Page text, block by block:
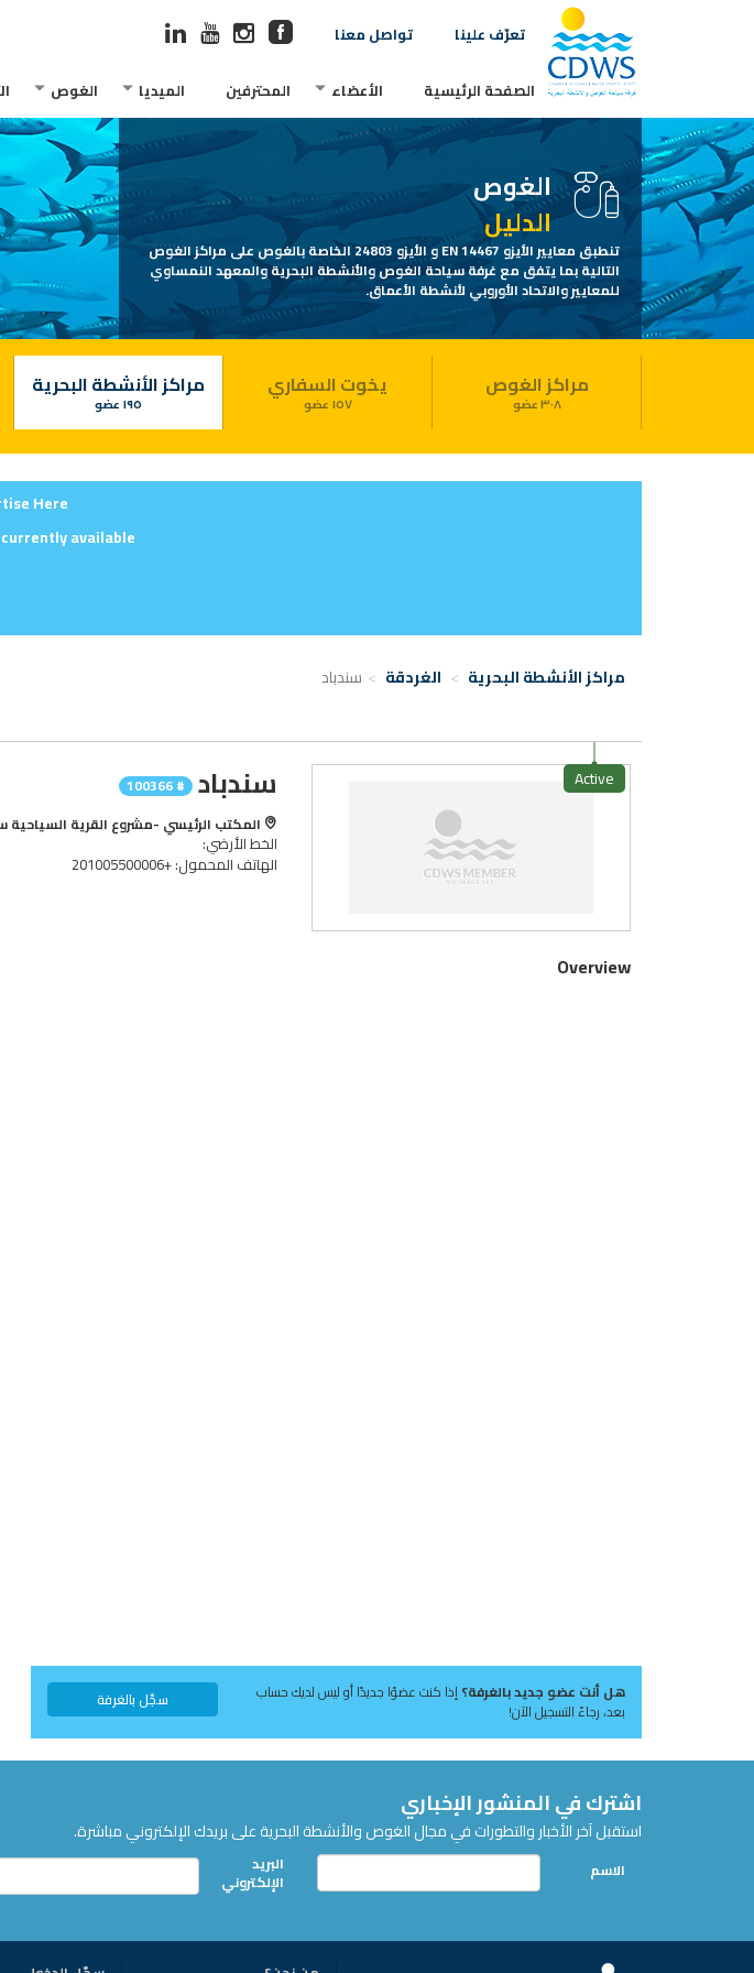
تعرّف علينا تواصل معنا
الصفحة الرئيسية الأعضاء المحترفين الميديا الغوص
الغوص
الدليل
تنطبق معايير الأيزو EN 14467 و الأيزو 24803 الخاصة بالغوص على مراكز الغوص
التالية بما يتفق مع غرفة سياحة الغوص والأنشطة البحرية والمعهد النمساوي
للمعايير والاتحاد الأوروبي لأنشطة الأعماق.
مراكز الغوص
٣٠٨ عضو
يخوت السفاري
١٥٧ عضو
مراكز الأنشطة البحرية
١٩٥ عضو
Here
available
مراكز الأنشطة البحرية الغردقة سندباد
Active سندباد # 100366
المكتب الرئيسي -مشروع القرية السياحية
الخط الأرضي:
الهاتف المحمول: +201005500006
Overview
هل أنت عضو جديد بالغرفة؟إذا كنت عضوًا جديدًا أو ليس لديك حساب
بعد، رجاءً التسجيل الآن! سجّل بالغرفة
اشترك في المنشور الإخباري
استقبل آخر الأخبار والتطورات في مجال الغوص والأنشطة البحرية على بريدك الإلكتروني مباشرة.
الاسم البريد
الإلكتروني